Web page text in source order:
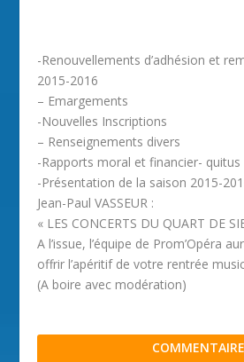
-Renouvellements d’adhésion et
2015-2016
– Emargements
-Nouvelles Inscriptions
– Renseignements divers
-Rapports moral et financier- quitus
-Présentation de la saison 2015-
Jean-Paul VASSEUR :
« LES CONCERTS DU QUART DE
A l’issue, l’équipe de Prom’Opéra
offrir l’apéritif de votre rentrée
(A boire avec modération)
COMMENTAIRE